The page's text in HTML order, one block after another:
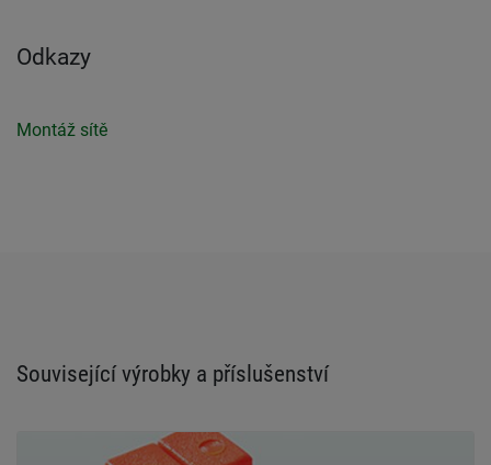
Odkazy
Montáž sítě
Související výrobky a příslušenství